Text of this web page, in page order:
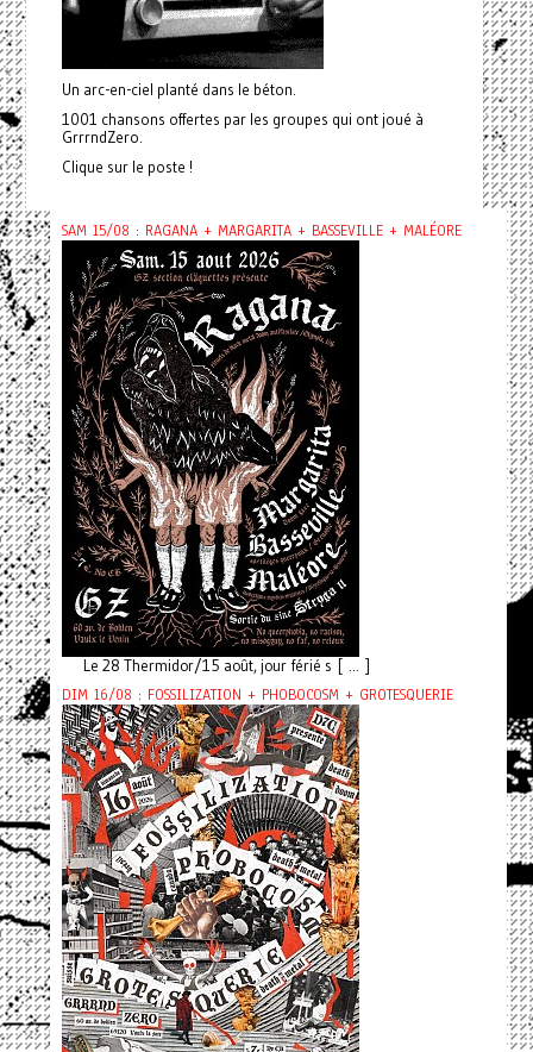
Un arc-en-ciel planté dans le béton.
1001 chansons offertes par les groupes qui ont joué à
GrrrndZero.
Clique sur le poste !
SAM 15/08 : RAGANA + MARGARITA + BASSEVILLE + MALÉORE
Le 28 Thermidor/15 août, jour férié s [ ... ]
DIM 16/08 : FOSSILIZATION + PHOBOCOSM + GROTESQUERIE